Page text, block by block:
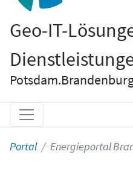
Geo-IT-
Portal Energieportal